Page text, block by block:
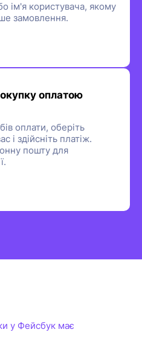
ім'я користувача, якому
замовлення.
оплатою
оплати, оберіть
і здійсніть платіж.
пошту для
у Фейсбук має